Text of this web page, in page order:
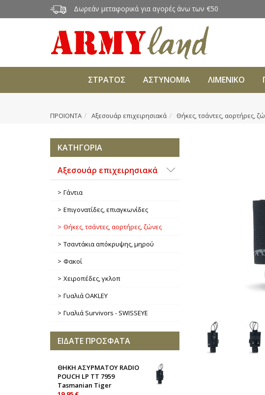
Δωρεάν μεταφορικά για αγορές άνω των €50
ΣΤΡΑΤΟΣ ΑΣΤΥΝΟΜΙΑ ΛΙΜΕΝΙΚΟ
ΠΡΟΙΟΝΤΑ Αξεσουάρ επιχειρησιακά Θήκες, τσάντες, αορτήρες,
ΚΑΤΗΓΟΡΙΑ
Αξεσουάρ επιχειρησιακά
Γάντια
Επιγονατίδες, επιαγκωνίδες
Θήκες, τσάντες, αορτήρες, ζώνες
Τσαντάκια απόκρυψης, μηρού
Φακοί
Χειροπέδες, γκλοπ
Γυαλιά OAKLEY
Γυαλιά Survivors - SWISSEYE
ΕΙΔΑΤΕ ΠΡΟΣΦΑΤΑ
ΘΗΚΗ ΑΣΥΡΜΑΤΟΥ RADIO
POUCH LP TT 7959
Tasmanian Tiger